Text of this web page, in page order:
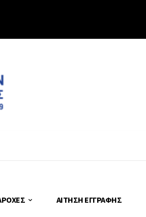
ΑΙΤΗΣΗ ΕΓΓΡΑΦΗΣ